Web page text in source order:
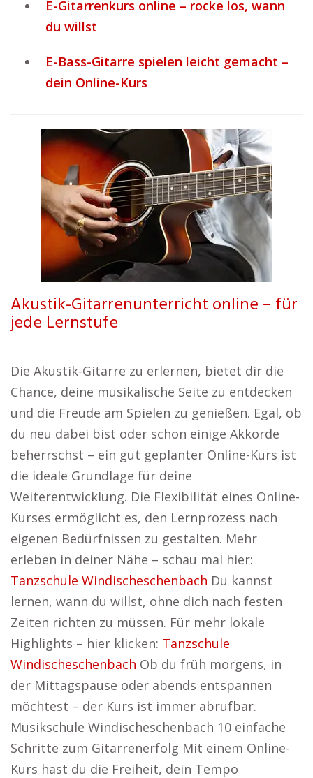
E-Gitarrenkurs online – rocke los, wann
du willst
E-Bass-Gitarre spielen leicht gemacht –
dein Online-Kurs
Akustik-Gitarrenunterricht online – für
jede Lernstufe
Die Akustik-Gitarre zu erlernen, bietet dir die
Chance, deine musikalische Seite zu entdecken
und die Freude am Spielen zu genießen. Egal, ob
du neu dabei bist oder schon einige Akkorde
beherrschst – ein gut geplanter Online-Kurs ist
die ideale Grundlage für deine
Weiterentwicklung. Die Flexibilität eines Online-
Kurses ermöglicht es, den Lernprozess nach
eigenen Bedürfnissen zu gestalten. Mehr
erleben in deiner Nähe – schau mal hier:
Tanzschule Windischeschenbach Du kannst
lernen, wann du willst, ohne dich nach festen
Zeiten richten zu müssen. Für mehr lokale
Highlights – hier klicken: Tanzschule
Windischeschenbach Ob du früh morgens, in
der Mittagspause oder abends entspannen
möchtest – der Kurs ist immer abrufbar.
Musikschule Windischeschenbach 10 einfache
Schritte zum Gitarrenerfolg Mit einem Online-
Kurs hast du die Freiheit, dein Tempo